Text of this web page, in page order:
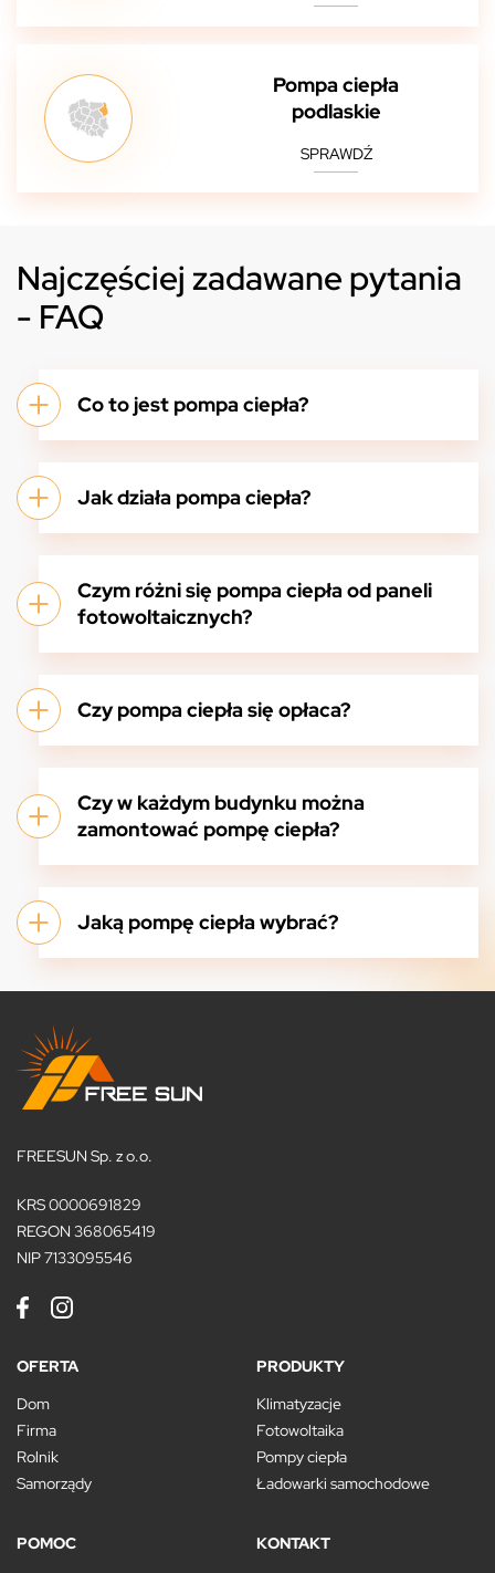
Pompa ciepła
podlaskie
SPRAWDŹ
Najczęściej zadawane pytania
- FAQ
Co to jest pompa ciepła?
Jak działa pompa ciepła?
Czym różni się pompa ciepła od paneli
fotowoltaicznych?
Czy pompa ciepła się opłaca?
Czy w każdym budynku można
zamontować pompę ciepła?
Jaką pompę ciepła wybrać?
FREESUN Sp. z o.o.
KRS 0000691829
REGON 368065419
NIP 7133095546
OFERTA
Dom
Firma
Rolnik
Samorządy
PRODUKTY
Klimatyzacje
Fotowoltaika
Pompy ciepła
Ładowarki samochodowe
POMOC
KONTAKT